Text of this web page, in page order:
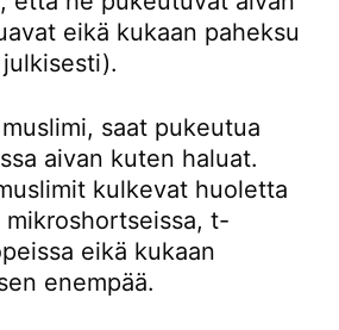
eikä kukaan paheksu
saat pukeutua
aivan kuten haluat.
kulkevat huoletta
mikroshortseissa, t-
eikä kukaan
enempää.